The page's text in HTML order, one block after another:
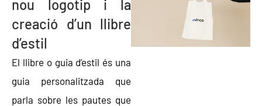
nou logotip i la
creació d’un llibre
d’estil
El llibre o guia d’estil és una
guia personalitzada que
parla sobre les pautes que